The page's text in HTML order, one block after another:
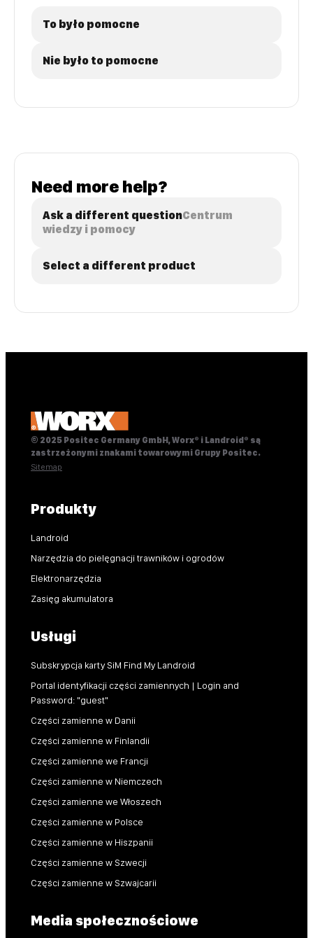
To było pomocne
Nie było to pomocne
Need more help?
Ask a different questionCentrum
wiedzy i pomocy
Select a different product
© 2025 Positec Germany GmbH, Worx® i Landroid® są
zastrzeżonymi znakami towarowymi Grupy Positec.
Sitemap
Produkty
Landroid
Narzędzia do pielęgnacji trawników i ogrodów
Elektronarzędzia
Zasięg akumulatora
Usługi
Subskrypcja karty SiM Find My Landroid
Portal identyfikacji części zamiennych | Login and
Password: "guest"
Części zamienne w Danii
Części zamienne w Finlandii
Części zamienne we Francji
Części zamienne w Niemczech
Części zamienne we Włoszech
Części zamienne w Polsce
Części zamienne w Hiszpanii
Części zamienne w Szwecji
Części zamienne w Szwajcarii
Media społecznościowe